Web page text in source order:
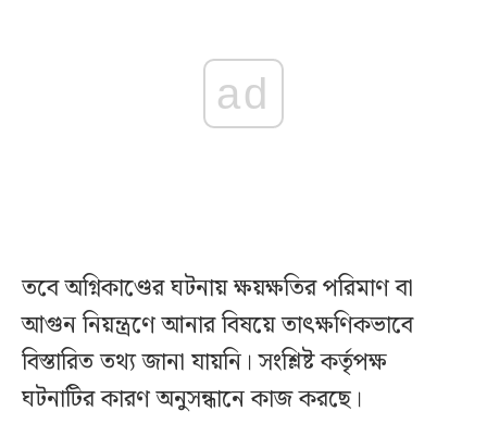
ad
তবে অগ্নিকাণ্ডের ঘটনায় ক্ষয়ক্ষতির পরিমাণ বা
আগুন নিয়ন্ত্রণে আনার বিষয়ে তাৎক্ষণিকভাবে
বিস্তারিত তথ্য জানা যায়নি। সংশ্লিষ্ট কর্তৃপক্ষ
ঘটনাটির কারণ অনুসন্ধানে কাজ করছে।